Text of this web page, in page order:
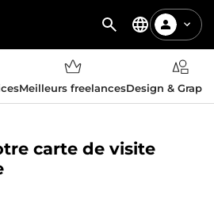
Meilleurs freelancesDesign &
carte de visite